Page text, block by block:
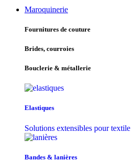
Maroquinerie
Fournitures de couture
Brides, courroies
Bouclerie & métallerie
Elastiques
Solutions extensibles pour textile
Bandes & lanières